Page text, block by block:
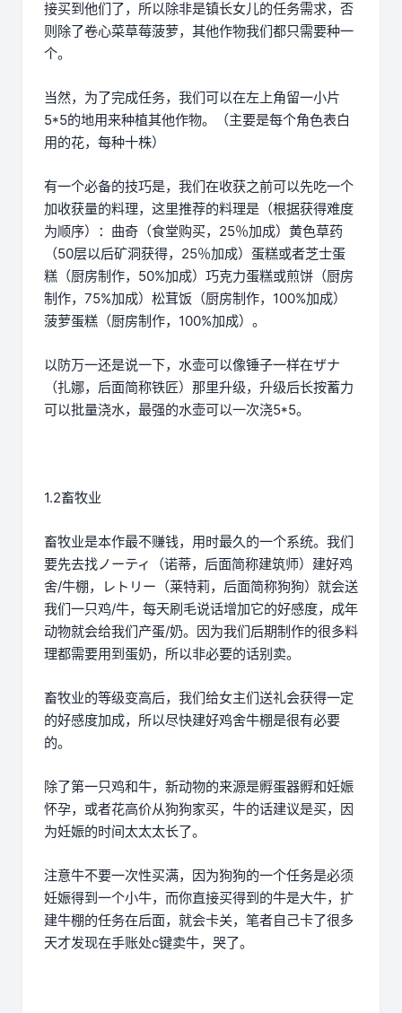
接买到他们了，所以除非是镇长女儿的任务需求，否
则除了卷心菜草莓菠萝，其他作物我们都只需要种一
个。
当然，为了完成任务，我们可以在左上角留一小片
5*5的地用来种植其他作物。（主要是每个角色表白
用的花，每种十株）
有一个必备的技巧是，我们在收获之前可以先吃一个
加收获量的料理，这里推荐的料理是（根据获得难度
为顺序）：曲奇（食堂购买，25％加成）黄色草药
（50层以后矿洞获得，25％加成）蛋糕或者芝士蛋
糕（厨房制作，50%加成）巧克力蛋糕或煎饼（厨房
制作，75%加成）松茸饭（厨房制作，100%加成）
菠萝蛋糕（厨房制作，100%加成）。
以防万一还是说一下，水壶可以像锤子一样在ザナ
（扎娜，后面简称铁匠）那里升级，升级后长按蓄力
可以批量浇水，最强的水壶可以一次浇5*5。
1.2畜牧业
畜牧业是本作最不赚钱，用时最久的一个系统。我们
要先去找ノーティ（诺蒂，后面简称建筑师）建好鸡
舍/牛棚，レトリー（莱特莉，后面简称狗狗）就会送
我们一只鸡/牛，每天刷毛说话增加它的好感度，成年
动物就会给我们产蛋/奶。因为我们后期制作的很多料
理都需要用到蛋奶，所以非必要的话别卖。
畜牧业的等级变高后，我们给女主们送礼会获得一定
的好感度加成，所以尽快建好鸡舍牛棚是很有必要
的。
除了第一只鸡和牛，新动物的来源是孵蛋器孵和妊娠
怀孕，或者花高价从狗狗家买，牛的话建议是买，因
为妊娠的时间太太太长了。
注意牛不要一次性买满，因为狗狗的一个任务是必须
妊娠得到一个小牛，而你直接买得到的牛是大牛，扩
建牛棚的任务在后面，就会卡关，笔者自己卡了很多
天才发现在手账处c键卖牛，哭了。